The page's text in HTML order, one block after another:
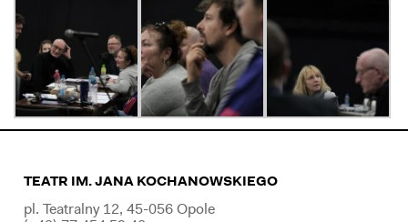
TEATR IM. JANA KOCHANOWSKIEGO
pl. Teatralny 12, 45-056 Opole